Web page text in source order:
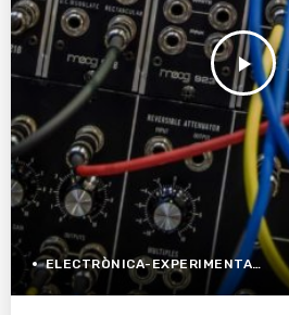
play_arrow
ELECTRÒNICA-EXPERIMENTAL